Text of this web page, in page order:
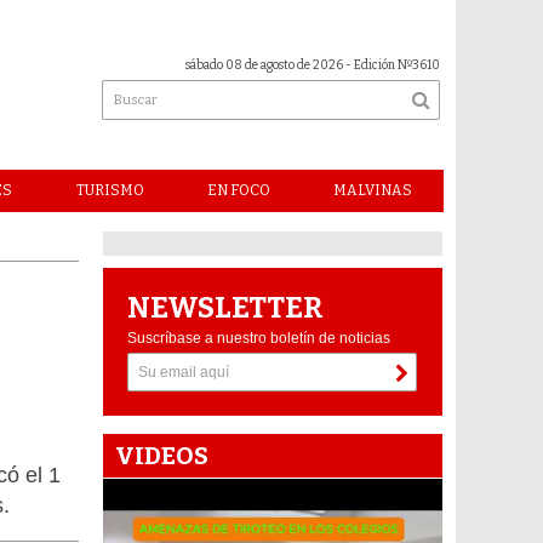
sábado 08 de agosto de 2026 - Edición Nº3610
TURISMO EN FOCO MALVINAS
el 1
NEWSLETTER
Suscríbase a nuestro boletín de noticias
VIDEOS